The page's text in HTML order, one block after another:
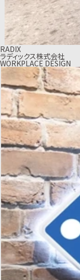
RADIX
ラディックス株式会社
WORKPLACE DESIGN